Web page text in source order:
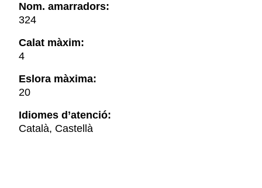
Nom. amarradors:
324
Calat màxim:
4
Eslora màxima:
20
Idiomes d’atenció:
Català, Castellà